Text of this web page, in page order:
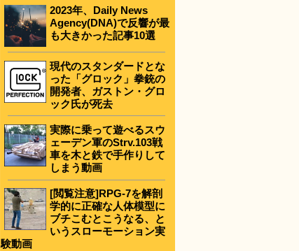
2023年、Daily News
Agency(DNA)で反響が最
も大きかった記事10選
現代のスタンダードとな
った「グロック」拳銃の
開発者、ガストン・グロ
ック氏が死去
実際に乗って遊べるスウ
ェーデン軍のStrv.103戦
車を木と鉄で手作りして
しまう動画
[閲覧注意]RPG-7を解剖
学的に正確な人体模型に
ブチこむとこうなる、と
いうスローモーション実
験動画